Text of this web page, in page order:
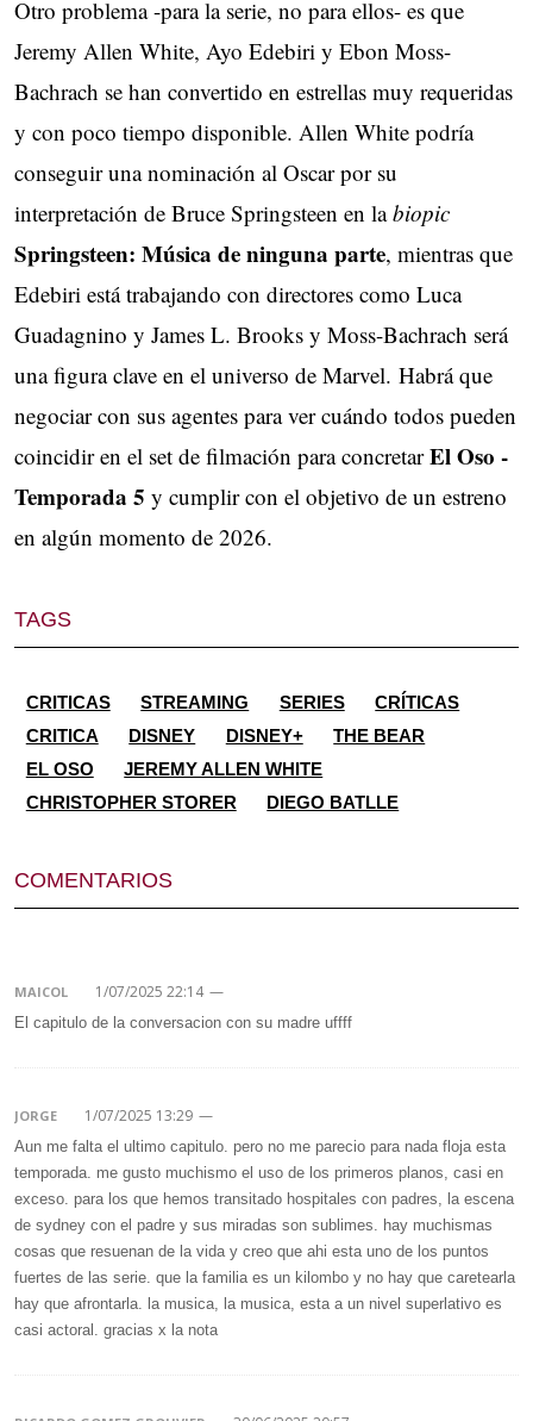
Otro problema -para la serie, no para ellos- es que
Jeremy Allen White, Ayo Edebiri y Ebon Moss-
Bachrach se han convertido en estrellas muy requeridas
y con poco tiempo disponible. Allen White podría
conseguir una nominación al Oscar por su
interpretación de Bruce Springsteen en labiopic
Springsteen: Música de ninguna parte, mientras que
Edebiri está trabajando con directores como Luca
Guadagnino y James L. Brooks y Moss-Bachrach será
una figura clave en el universo de Marvel. Habrá que
negociar con sus agentes para ver cuándo todos pueden
coincidir en el set de filmación para concretarEl Oso -
Temporada 5 y cumplir con el objetivo de un estreno
en algún momento de 2026.
TAGS
CRITICAS STREAMING SERIES
CRÍTICAS
CRITICA
DISNEY DISNEY+
THE BEAR
EL OSO
JEREMY ALLEN WHITE
CHRISTOPHER STORER
DIEGO BATLLE
COMENTARIOS
MAICOL 1/07/2025 22:14 —
El capitulo de la conversacion con su madre uffff
JORGE 1/07/2025 13:29 —
Aun me falta el ultimo capitulo. pero no me parecio para nada floja esta
temporada. me gusto muchismo el uso de los primeros planos, casi en
exceso. para los que hemos transitado hospitales con padres, la escena
de sydney con el padre y sus miradas son sublimes. hay muchismas
cosas que resuenan de la vida y creo que ahi esta uno de los puntos
fuertes de las serie. que la familia es un kilombo y no hay que caretearla
hay que afrontarla. la musica, la musica, esta a un nivel superlativo es
casi actoral. gracias x la nota